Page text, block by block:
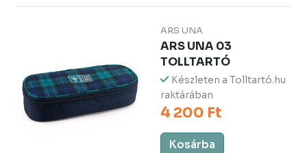
ARS UNA
ARS UNA 03
TOLLTARTÓ
Készleten a Tolltartó.hu
raktárában
4 200 Ft
Kosárba